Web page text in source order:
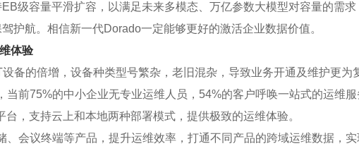
级容量平滑扩容，以满足未来多模态、万亿参数大模型对容量的需
护航。相信新一代Dorado一定能够更好的激活企业数据价值。
体验
备的倍增，设备种类型号繁杂，老旧混杂，导致业务开通及维护更为
前75%的中小企业无专业运维人员，54%的客户呼唤一站式的运维服
，支持云上和本地两种部署模式，提供极致的运维体验。
会议终端等产品，提升运维效率，打通不同产品的跨域运维数据，